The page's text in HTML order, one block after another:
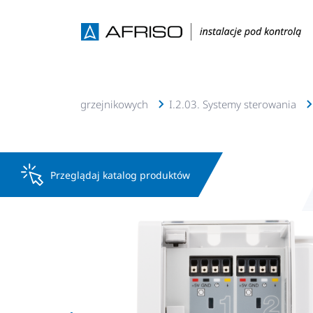
podłogowych i grzejnikowych I.2.03. Systemy sterowania
Przeglądaj katalog produktów